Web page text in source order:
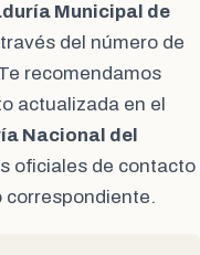
Municipal de
del número de
recomendamos
actualizada en el
Nacional del
oficiales de contacto
correspondiente.